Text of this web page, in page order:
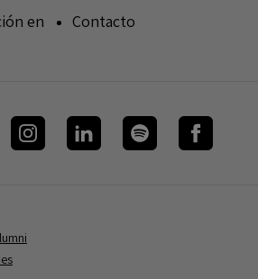
en
Contacto